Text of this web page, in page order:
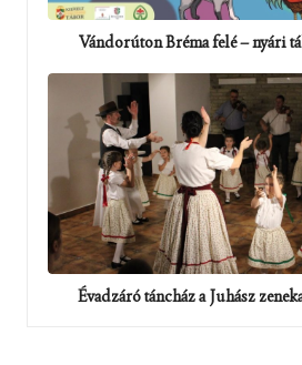
Vándorúton Bréma felé – nyári
Évadzáró táncház a Juhász